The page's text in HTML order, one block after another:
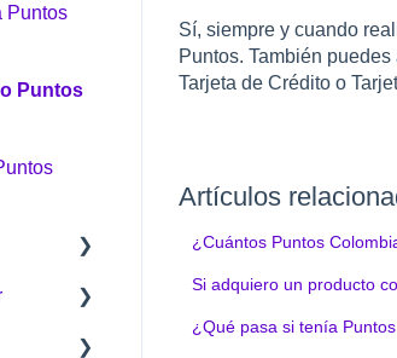
Sí, siempre y cuando
Puntos. También
Tarjeta de Crédito o
Artículos
¿Cuántos Puntos
Si adquiero un producto
¿Qué pasa si tenía
Puntos
Puntos